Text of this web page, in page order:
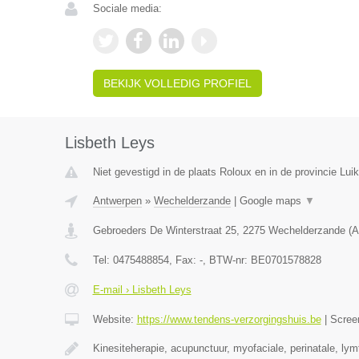
Sociale media:
BEKIJK VOLLEDIG PROFIEL
Lisbeth Leys
Niet gevestigd in de plaats Roloux en in de provincie
Antwerpen» Wechelderzande| Google maps ▼
Gebroeders De Winterstraat 25, 2275 Wechelderzande(
Tel: 0475488854, Fax: -, BTW-nr: BE0701578828
E-mail › Lisbeth Leys
Website: https://www.tendens-verzorgingshuis.be|
Kinesiteherapie, acupunctuur, myofaciale, perinatale,